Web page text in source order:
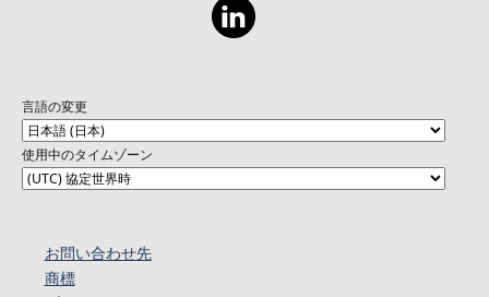
言語の変更
使用中のタイムゾーン
お問い合わせ先
商標